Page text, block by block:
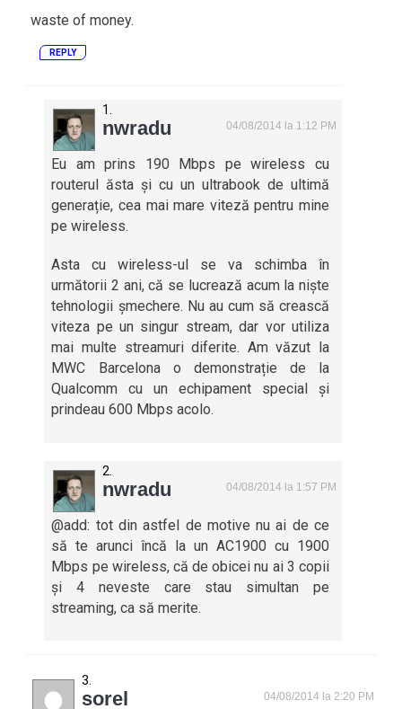
waste of money.
REPLY
nwradu 04/08/2014 la 1:12 PM
Eu am prins 190 Mbps pe wireless cu
routerul ăsta și cu un ultrabook de ultimă
generație, cea mai mare viteză pentru mine
pe wireless.
Asta cu wireless-ul se va schimba în
următorii 2 ani, că se lucrează acum la niște
tehnologii șmechere. Nu au cum să crească
viteza pe un singur stream, dar vor utiliza
mai multe streamuri diferite. Am văzut la
MWC Barcelona o demonstrație de la
Qualcomm cu un echipament special și
prindeau 600 Mbps acolo.
nwradu 04/08/2014 la 1:57 PM
@add: tot din astfel de motive nu ai de ce
să te arunci încă la un AC1900 cu 1900
Mbps pe wireless, că de obicei nu ai 3 copii
și 4 neveste care stau simultan pe
streaming, ca să merite.
sorel 04/08/2014 la 2:20 PM